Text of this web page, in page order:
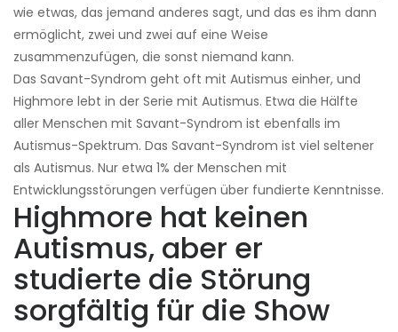
wie etwas, das jemand anderes sagt, und das es ihm dann
ermöglicht, zwei und zwei auf eine Weise
zusammenzufügen, die sonst niemand kann.
Das Savant-Syndrom geht oft mit Autismus einher, und
Highmore lebt in der Serie mit Autismus. Etwa die Hälfte
aller Menschen mit Savant-Syndrom ist ebenfalls im
Autismus-Spektrum. Das Savant-Syndrom ist viel seltener
als Autismus. Nur etwa 1% der Menschen mit
Entwicklungsstörungen verfügen über fundierte Kenntnisse.
Highmore hat keinen
Autismus, aber er
studierte die Störung
sorgfältig für die Show